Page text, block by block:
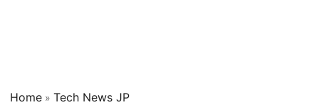
Home » Tech News JP